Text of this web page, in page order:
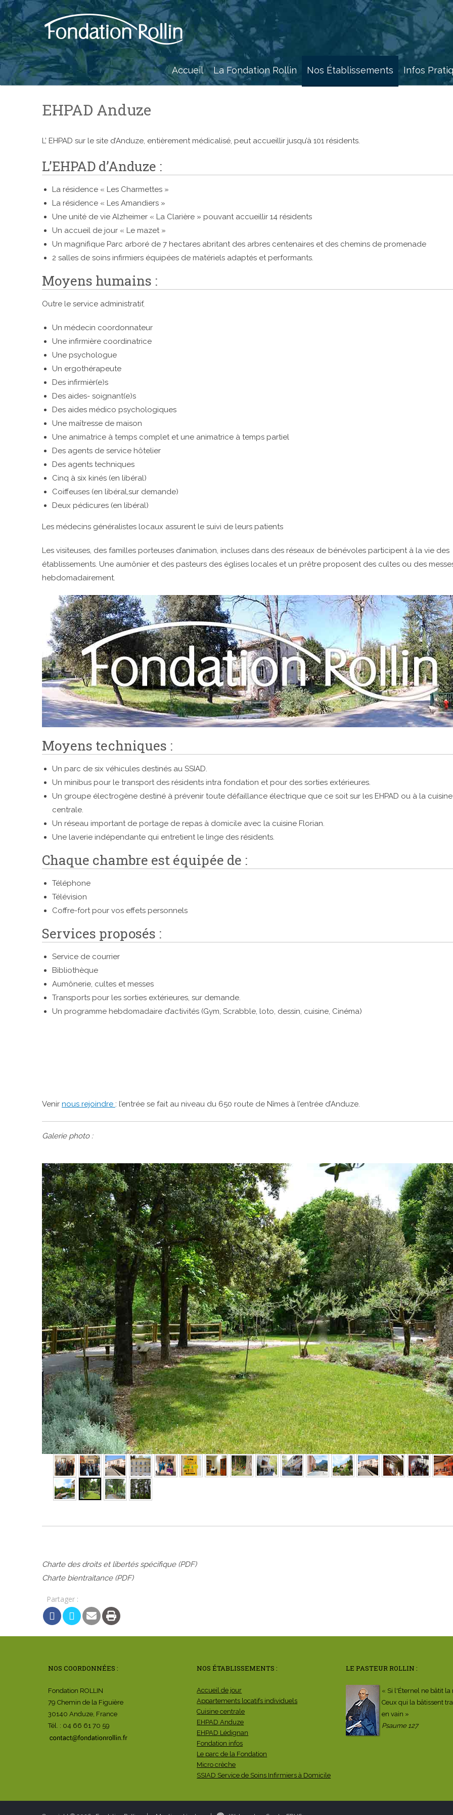
Skip
to
content
Accueil La Fondation Rollin Nos Établissements Infos
EHPAD Anduze
L’ EHPAD sur le site d’Anduze, entièrement médicalisé, peut accueillir jusqu’à 101 résidents.
L’EHPAD d’Anduze :
La résidence « Les Charmettes »
La résidence « Les Amandiers »
Une unité de vie Alzheimer « La Clarière » pouvant accueillir 14 résidents
Un accueil de jour « Le mazet »
Un magnifique Parc arboré de 7 hectares abritant des arbres centenaires et des chemins de promenade
2 salles de soins infirmiers équipées de matériels adaptés et performants.
Moyens humains :
Outre le service administratif,
Un médecin coordonnateur
Une infirmière coordinatrice
Une psychologue
Un ergothérapeute
Des infirmièr(e)s
Des aides- soignant(e)s
Des aides médico psychologiques
Une maîtresse de maison
Une animatrice à temps complet et une animatrice à temps partiel
Des agents de service hôtelier
Des agents techniques
Cinq à six kinés (en libéral)
Coiffeuses (en libéral,sur demande)
Deux pédicures (en libéral)
Les médecins généralistes locaux assurent le suivi de leurs patients
Les visiteuses, des familles porteuses d’animation, incluses dans des réseaux de bénévoles participent à la vie des
établissements. Une aumônier et des pasteurs des églises locales et un prêtre proposent des cultes ou des
hebdomadairement.
Moyens techniques :
Un parc de six véhicules destinés au SSIAD.
Un minibus pour le transport des résidents intra fondation et pour des sorties extérieures.
Un groupe électrogène destiné à prévenir toute défaillance électrique que ce soit sur les EHPAD ou à la cuisine
centrale.
Un réseau important de portage de repas à domicile avec la cuisine Florian.
Une laverie indépendante qui entretient le linge des résidents.
Chaque chambre est équipée de :
Téléphone
Télévision
Coffre-fort pour vos effets personnels
Services proposés :
Service de courrier
Bibliothèque
Aumônerie, cultes et messes
Transports pour les sorties extérieures, sur demande.
Un programme hebdomadaire d’activités (Gym, Scrabble, loto, dessin, cuisine, Cinéma)
Venir nous rejoindre : l’entrée se fait au niveau du 650 route de Nîmes à l’entrée d’Anduze.
Galerie photo :
Charte des droits et libertés spécifique (PDF)
Charte bientraitance (PDF)
Partager :
NOS COORDONNÉES :
Fondation ROLLIN
79 Chemin de la Figuière
30140 Anduze, France
Tél. : 04 66 61 70 59
NOS ÉTABLISSEMENTS :
Accueil de jour
Appartements locatifs individuels
Cuisine centrale
EHPAD Anduze
EHPAD Lédignan
Fondation infos
Le parc de la Fondation
Micro crèche
SSIAD Service de Soins Infirmiers à Domicile
LE PASTEUR ROLLIN :
« Si l'Éternel ne bâtit la
Ceux qui la bâtissent
en vain »
Psaume 127